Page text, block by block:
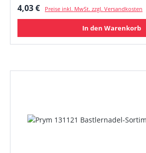
Regulärer Preis:
4,03 € Preise inkl. MwSt. zzgl. Versandkosten
In den Warenkorb